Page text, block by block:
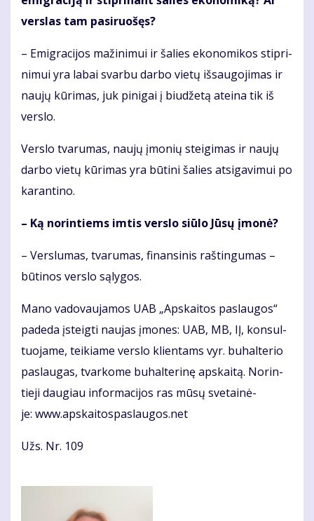
ver­slas tam pa­si­ruo­šęs?
– Emig­ra­ci­jos ma­ži­ni­mui ir ša­lies eko­no­mi­kos stip­ri­
ni­mui yra la­bai svar­bu dar­bo vie­tų iš­sau­go­ji­mas ir
nau­jų kū­ri­mas, juk pi­ni­gai į biu­dže­tą at­ei­na tik iš
ver­slo.
Ver­slo tva­ru­mas, nau­jų įmo­nių stei­gi­mas ir nau­jų
dar­bo vie­tų kū­ri­mas yra bū­ti­ni ša­lies at­si­ga­vi­mui po
ka­ran­ti­no.
– Ką no­rin­tiems im­tis ver­slo siū­lo Jū­sų įmo­nė?
– Ver­slu­mas, tva­ru­mas, fi­nan­si­nis raš­tin­gu­mas –
bū­ti­nos ver­slo są­ly­gos.
Ma­no va­do­vau­ja­mos UAB „Ap­skai­tos pa­slau­gos“
pa­de­da įsteig­ti nau­jas įmo­nes: UAB, MB, IĮ, kon­sul­
tuo­ja­me, tei­kia­me ver­slo klien­tams vyr. bu­hal­te­rio
pa­slau­gas, tvar­ko­me bu­hal­te­ri­nę ap­skai­tą. No­rin­
tie­ji dau­giau in­for­ma­ci­jos ras mū­sų sve­tai­nė­
je: www.ap­skai­tos­pas­lau­gos.net
Užs. Nr. 109